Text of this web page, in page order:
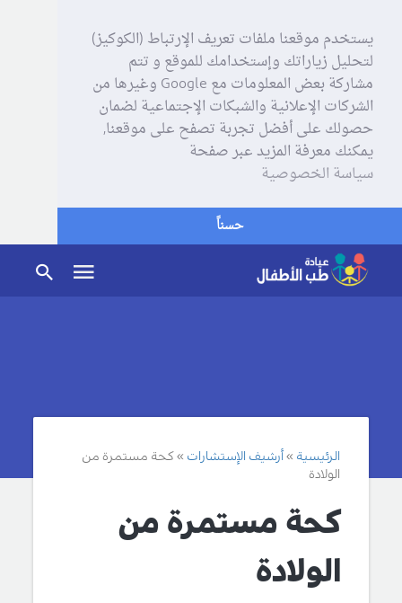
يستخدم موقعنا ملفات تعريف الإرتباط (الكوكيز)
لتحليل زياراتك وإستخدامك للموقع و تتم
مشاركة بعض المعلومات مع Google وغيرها من
الشركات الإعلانية والشبكات الإجتماعية لضمان
حصولك على أفضل تجربة تصفح على موقعنا,
يمكنك معرفة المزيد عبر صفحة
سياسة الخصوصية
حسناً
الرئيسية أرشيف الإستشارات
كحة مستمرة من
الولادة
كحة مستمرة من
الولادة